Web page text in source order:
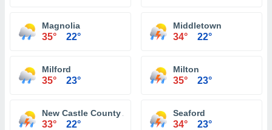
Magnolia
35° 22°
Middletown
34° 22°
Milford
35° 23°
Milton
35° 23°
New Castle County Airport Wilmington
33° 22°
Seaford
34° 23°